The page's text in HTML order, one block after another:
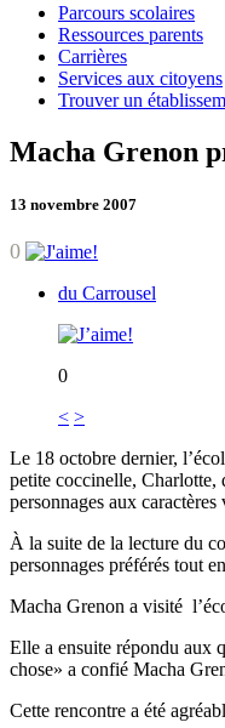
Parcours scolaires
Ressources parents
Carrières
Services aux citoyens
Trouver un
Macha Grenon
13 novembre 2007
0
du Carrousel
0
< >
Le 18 octobre dernier,
petite coccinelle, Charlotte,
personnages aux
À la suite de la lecture du
personnages préférés tout
Macha Grenon a visité
Elle a ensuite répondu aux
chose» a confié Macha
Cette rencontre a été